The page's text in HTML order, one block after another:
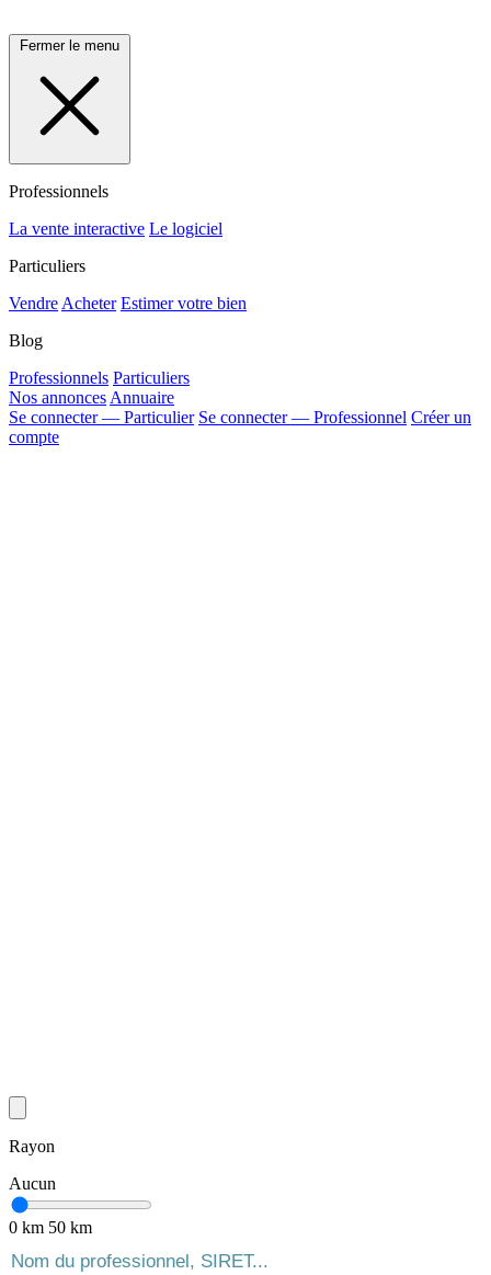
Fermer le menu
Professionnels
La vente interactive Le logiciel
Particuliers
Vendre Acheter Estimer votre bien
Blog
Professionnels Particuliers
Nos annonces Annuaire
Se connecter — Particulier Se connecter — Professionnel Créer un
compte
Rayon
Aucun
0 km 50 km